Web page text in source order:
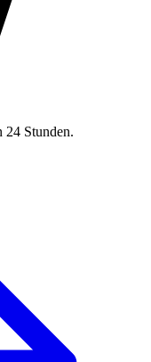
Stunden.